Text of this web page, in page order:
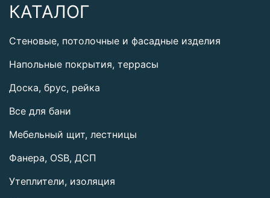
КАТАЛОГ
Стеновые, потолочные и фасадные изделия
Напольные покрытия, террасы
Доска, брус, рейка
Все для бани
Мебельный щит, лестницы
Фанера, OSB, ДСП
Утеплители, изоляция